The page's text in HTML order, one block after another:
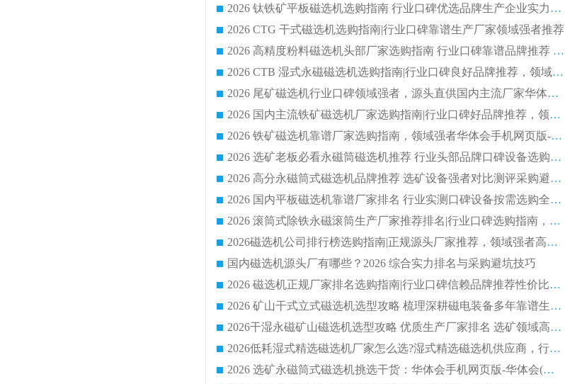
2026 钛铁矿平板磁选机选购指南 行业口碑优选品牌生产企业实力排行榜
2026 CTG 干式磁选机选购指南|行业口碑靠谱生产厂家领域强者推荐
2026 高精度粉料磁选机头部厂家选购指南 行业口碑靠谱品牌推荐 领域强者华体会手机网页版-华体会(中国) 解析
2026 CTB 湿式永磁磁选机选购指南|行业口碑良好品牌推荐，领域强者华体会手机网页版-华体会(中国)
2026 尾矿磁选机行业口碑领域强者，源头直供国内主流厂家华体会手机网页版-华体会(中国) 一站式服务
2026 国内主流铁矿磁选机厂家选购指南|行业口碑好品牌推荐，领域强者华体会手机网页版-华体会(中国)
2026 铁矿磁选机靠谱厂家选购指南，领域强者华体会手机网页版-华体会(中国) 铁矿磁选机性价比高
2026 选矿老板必看永磁筒磁选机推荐 行业头部品牌口碑设备选购全攻略
2026 高分永磁筒式磁选机品牌推荐 选矿设备强者对比测评采购避坑全攻略
2026 国内平板磁选机靠谱厂家排名 行业实测口碑设备按需选购全指南
2026 滚筒式除铁永磁滚筒生产厂家推荐排名|行业口碑选购指南，领域强者源头厂商精选
2026磁选机公司排行榜选购指南|正规源头厂家推荐，领域强者高性价比靠谱信赖品牌
国内磁选机源头厂有哪些？2026 综合实力排名与采购避坑技巧
2026 磁选机正规厂家排名选购指南|行业口碑信赖品牌推荐性价比高靠谱磁电企业
2026 矿山干式立式磁选机选型攻略 梳理深耕磁电装备多年靠谱生产厂商
2026干湿永磁矿山磁选机选型攻略 优质生产厂家排名 选矿领域高口碑品牌推荐指南
2026低耗湿式精​选磁选机厂家怎么选?湿式精选磁选机供应商，行业认可度较高生产厂家华体会手机网页版-华体会(中国) 全面解析
2026 选矿永磁筒式磁选机挑选干货：华体会手机网页版-华体会(中国) 源头厂，绿色高效实力出众